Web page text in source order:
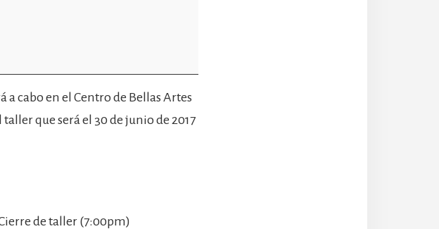
a cabo en el Centro de Bellas Artes
que será el 30 de junio de 2017
de taller (7:00pm)